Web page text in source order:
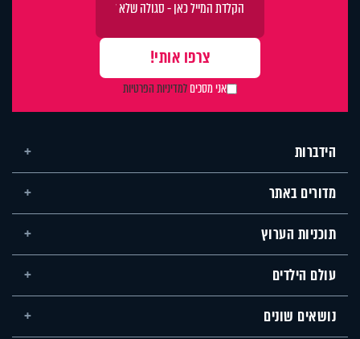
אני מסכיםלמדיניות הפרטיות
הידברות
מדורים באתר
תוכניות הערוץ
עולם הילדים
נושאים שונים